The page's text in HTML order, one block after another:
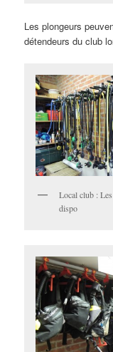
Les plongeurs
détendeurs du club
Local club :
dispo